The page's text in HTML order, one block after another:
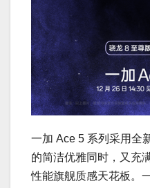
一加 Ace 5 系列采用全
的简洁优雅同时，又充
性能旗舰质感天花板。